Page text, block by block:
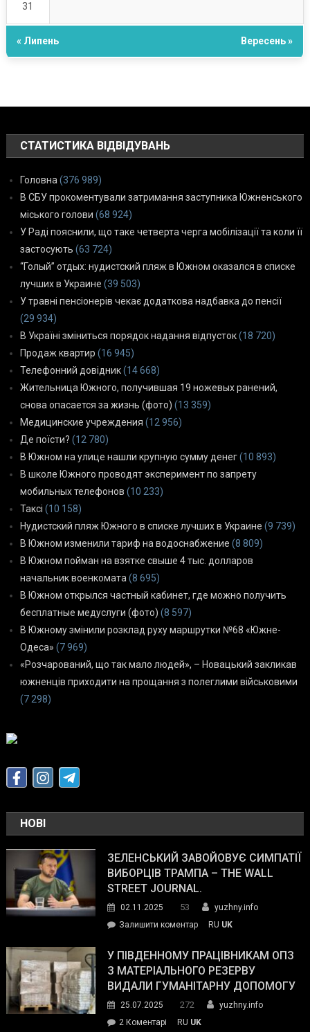
31
« Липень Вересень »
СТАТИСТИКА ВІДВІДУВАНЬ
Головна(376 989)
В СБУ прокоментували затримання заступника Южненського
міського голови (68 924)
У Раді пояснили, що таке четверта черга мобілізації та коли її
застосують (63 724)
“Голый” отдых: нудистский пляж в Южном оказался в списке
лучших в Украине (39 503)
У травні пенсіонерів чекає додаткова надбавка до пенсії
(29 934)
В Україні зміниться порядок надання відпусток(18 720)
Продаж квартир (16 945)
Телефонний довідник(14 668)
Жительница Южного, получившая 19 ножевых ранений,
снова опасается за жизнь (фото) (13 359)
Медицинские учреждения (12 956)
Де поїсти? (12 780)
В Южном на улице нашли крупную сумму денег(10 893)
В школе Южного проводят эксперимент по запрету
мобильных телефонов (10 233)
Таксі (10 158)
Нудистский пляж Южного в списке лучших в Украине (9 739)
В Южном изменили тариф на водоснабжение (8 809)
В Южном пойман на взятке свыше 4 тыс. долларов
начальник военкомата(8 695)
В Южном открылся частный кабинет, где можно получить
бесплатные медуслуги (фото) (8 597)
В Южному змінили розклад руху маршрутки №68 «Южне-
Одеса» (7 969)
«Розчарований, що так мало людей», – Новацький закликав
южненців приходити на прощання з полеглими військовими
(7 298)
НОВІ
ЗЕЛЕНСЬКИЙ ЗАВОЙОВУЄ СИМПАТІЇ
ВИБОРЦІВ ТРАМПА – THE WALL
STREET JOURNAL.
02.11.2025 53
yuzhny.info
Залишити коментарon
завойовує
симпатії
виборців
The
RU UK
У ПІВДЕННОМУ ПРАЦІВНИКАМ ОПЗ
З МАТЕРІАЛЬНОГО РЕЗЕРВУ
ВИДАЛИ ГУМАНІТАРНУ ДОПОМОГУ
25.07.2025 272
yuzhny.info
2 Коментарі
RU UK